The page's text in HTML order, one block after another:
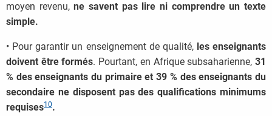
moyen revenu,ne savent pas lire ni comprendre un texte
simple.
• Pour garantir un enseignement de qualité, les enseignants
doivent être formés. Pourtant, en Afrique subsaharienne,31
% des enseignants du primaire et 39 % des enseignants du
secondaire ne disposent pas des qualifications minimums
requises10.